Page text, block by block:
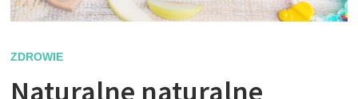
ZDROWIE
Naturalne naturalne